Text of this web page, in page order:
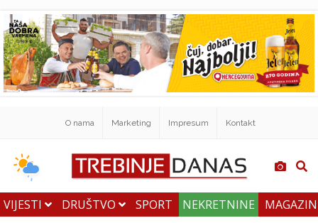
O nama Marketing Impresum Kontakt
VIJESTI DRUŠTVO SPORT NEKRETNINE